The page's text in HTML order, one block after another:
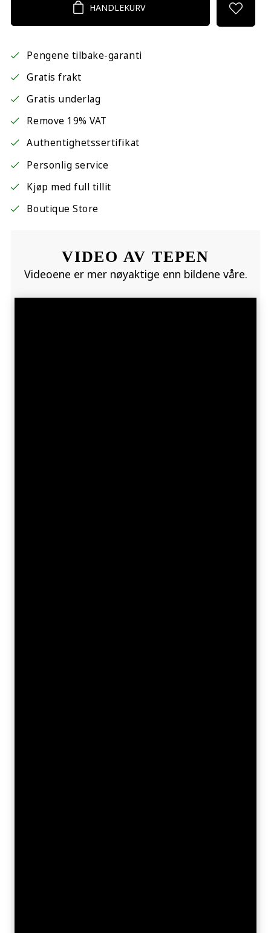
HANDLEKURV
Pengene tilbake-garanti
Gratis frakt
Gratis underlag
Remove 19% VAT
Authentighetssertifikat
Personlig service
Kjøp med full tillit
Boutique Store
VIDEO AV TEPEN
Videoene er mer nøyaktige enn bildene våre.